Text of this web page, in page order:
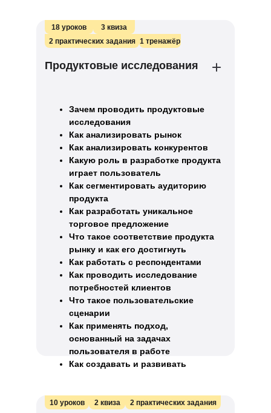
18 уроков
3 квиза
2 практических задания 1 тренажёр
Продуктовые исследования
Зачем проводить продуктовые
исследования
Как анализировать рынок
Как анализировать конкурентов
Какую роль в разработке продукта
играет пользователь
Как сегментировать аудиторию
продукта
Как разработать уникальное
торговое предложение
Что такое соответствие продукта
рынку и как его достигнуть
Как работать с респондентами
Как проводить исследование
потребностей клиентов
Что такое пользовательские
сценарии
Как применять подход,
основанный на задачах
пользователя в работе
Как создавать и развивать
10 уроков 2 квиза 2 практических задания